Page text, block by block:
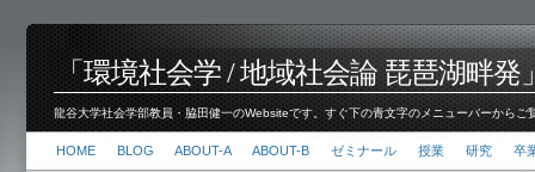
「環境社会学 / 地域社会論 琵琶湖畔発
龍谷大学社会学部教員・脇田健一のWebsiteです。すぐ下の青文字のメニューバーから
HOME BLOG ABOUT-A ABOUT-B ゼミナール 授業 研究 卒